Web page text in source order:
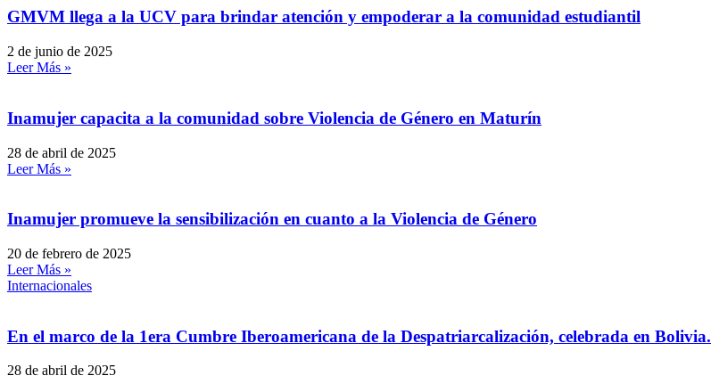
GMVM llega a la UCV para brindar atención y empoderar a la comunidad estudiantil
2 de junio de 2025
Leer Más »
Inamujer capacita a la comunidad sobre Violencia de Género en Maturín
28 de abril de 2025
Leer Más »
Inamujer promueve la sensibilización en cuanto a la Violencia de Género
20 de febrero de 2025
Leer Más »
Internacionales
En el marco de la 1era Cumbre Iberoamericana de la Despatriarcalización, celebrada en Bolivia.
28 de abril de 2025